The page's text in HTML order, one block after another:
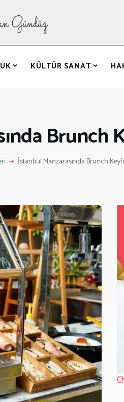
KÜLTÜR SANAT
Brunch
İstanbul Manzarasında Brunch Keyfi